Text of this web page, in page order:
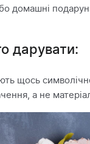
домашні
дарувати:
щось
а не